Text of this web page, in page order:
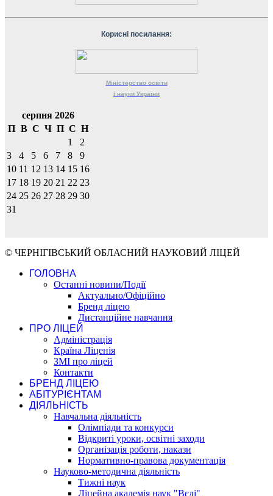
Корисні посилання:
Міністерство освіти
і науки України
серпня 2026
П В С Ч П С Н
1
2
3
4 5 6 7 8
9
10 11 12 13 14 15 16
17 18 19 20 21 22 23
24 25 26 27 28 29 30
31
© ЧЕРНІГІВСЬКИЙ ОБЛАСНИЙ НАУКОВИЙ ЛІЦЕЙ
ГОЛОВНА
Останні новини/Події
Актуально/Офіційно
Бренд ліцею
Дистанційне навчання
ПРО ЛІЦЕЙ
Адміністрація
Країна Ліценія
ЗМІ про ліцей
Контакти
БРЕНД ЛІЦЕЮ
АБІТУРІЄНТАМ
ДІЯЛЬНІСТЬ
Навчальна діяльність
Олімпіади та конкурси
Відкриті уроки, освітні заходи
Організація роботи, накази
Нормативно-правова документація
Науково-методична діяльність
Тижні наук
Ліцейна академія наук "Вєді"